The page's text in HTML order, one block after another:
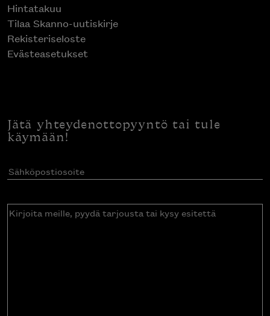
Hintatakuu
Tilaa Skanno-uutiskirje
Rekisteriseloste
Evästeasetukset
Jätä yhteydenottopyyntö tai tule
käymään!
Sähköpostiosoite(Pakollinen)
Kirjoita